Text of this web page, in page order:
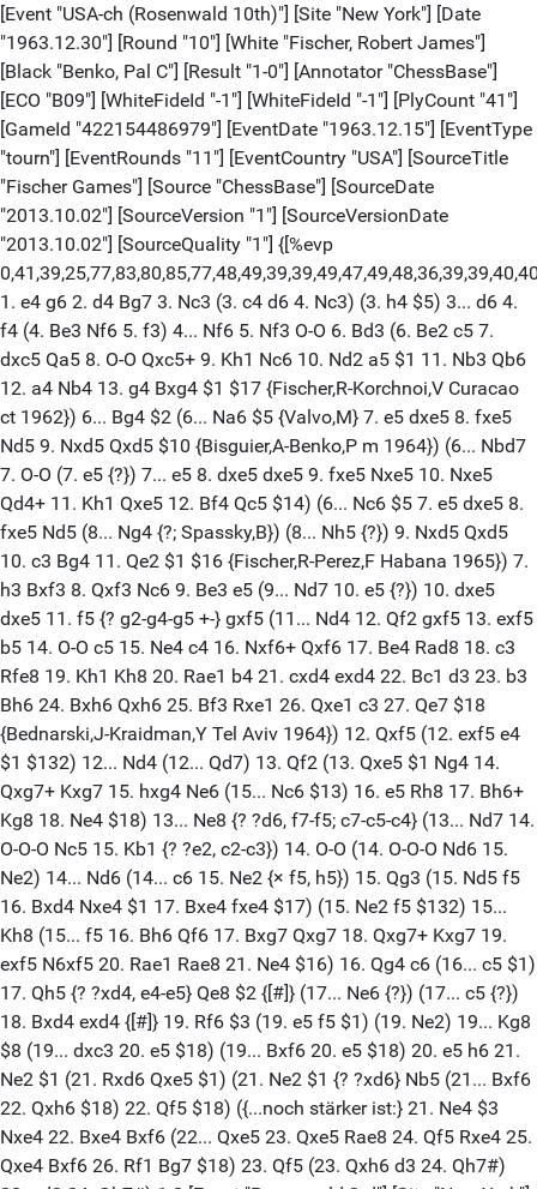
[Event "USA-ch (Rosenwald 10th)"] [Site "New York"] [Date "1963.12.30"] [Round "10"] [White "Fischer, Robert James"] [Black "Benko, Pal C"] [Result "1-0"] [Annotator "ChessBase"] [ECO "B09"] [WhiteFideId "-1"] [WhiteFideId "-1"] [PlyCount "41"] [GameId "422154486979"] [EventDate "1963.12.15"] [EventType "tourn"] [EventRounds "11"] [EventCountry "USA"] [SourceTitle "Fischer Games"] [Source "ChessBase"] [SourceDate "2013.10.02"] [SourceVersion "1"] [SourceVersionDate "2013.10.02"] [SourceQuality "1"] {[%evp 0,41,39,25,77,83,80,85,77,48,49,39,39,49,47,49,48,36,39,39,40,40,38,46,129,88,87,80,101,89,103,79,96,89,96,103,69,196,403,398,395,419,419,395]} 1. e4 g6 2. d4 Bg7 3. Nc3 (3. c4 d6 4. Nc3) (3. h4 $5) 3... d6 4. f4 (4. Be3 Nf6 5. f3) 4... Nf6 5. Nf3 O-O 6. Bd3 (6. Be2 c5 7. dxc5 Qa5 8. O-O Qxc5+ 9. Kh1 Nc6 10. Nd2 a5 $1 11. Nb3 Qb6 12. a4 Nb4 13. g4 Bxg4 $1 $17 {Fischer,R-Korchnoi,V Curacao ct 1962}) 6... Bg4 $2 (6... Na6 $5 {Valvo,M} 7. e5 dxe5 8. fxe5 Nd5 9. Nxd5 Qxd5 $10 {Bisguier,A-Benko,P m 1964}) (6... Nbd7 7. O-O (7. e5 {?}) 7... e5 8. dxe5 dxe5 9. fxe5 Nxe5 10. Nxe5 Qd4+ 11. Kh1 Qxe5 12. Bf4 Qc5 $14) (6... Nc6 $5 7. e5 dxe5 8. fxe5 Nd5 (8... Ng4 {?; Spassky,B}) (8... Nh5 {?}) 9. Nxd5 Qxd5 10. c3 Bg4 11. Qe2 $1 $16 {Fischer,R-Perez,F Habana 1965}) 7. h3 Bxf3 8. Qxf3 Nc6 9. Be3 e5 (9... Nd7 10. e5 {?}) 10. dxe5 dxe5 11. f5 {? g2-g4-g5 +-} gxf5 (11... Nd4 12. Qf2 gxf5 13. exf5 b5 14. O-O c5 15. Ne4 c4 16. Nxf6+ Qxf6 17. Be4 Rad8 18. c3 Rfe8 19. Kh1 Kh8 20. Rae1 b4 21. cxd4 exd4 22. Bc1 d3 23. b3 Bh6 24. Bxh6 Qxh6 25. Bf3 Rxe1 26. Qxe1 c3 27. Qe7 $18 {Bednarski,J-Kraidman,Y Tel Aviv 1964}) 12. Qxf5 (12. exf5 e4 $1 $132) 12... Nd4 (12... Qd7) 13. Qf2 (13. Qxe5 $1 Ng4 14. Qxg7+ Kxg7 15. hxg4 Ne6 (15... Nc6 $13) 16. e5 Rh8 17. Bh6+ Kg8 18. Ne4 $18) 13... Ne8 {? ?d6, f7-f5; c7-c5-c4} (13... Nd7 14. O-O-O Nc5 15. Kb1 {? ?e2, c2-c3}) 14. O-O (14. O-O-O Nd6 15. Ne2) 14... Nd6 (14... c6 15. Ne2 {× f5, h5}) 15. Qg3 (15. Nd5 f5 16. Bxd4 Nxe4 $1 17. Bxe4 fxe4 $17) (15. Ne2 f5 $132) 15... Kh8 (15... f5 16. Bh6 Qf6 17. Bxg7 Qxg7 18. Qxg7+ Kxg7 19. exf5 N6xf5 20. Rae1 Rae8 21. Ne4 $16) 16. Qg4 c6 (16... c5 $1) 17. Qh5 {? ?xd4, e4-e5} Qe8 $2 {[#]} (17... Ne6 {?}) (17... c5 {?}) 18. Bxd4 exd4 {[#]} 19. Rf6 $3 (19. e5 f5 $1) (19. Ne2) 19... Kg8 $8 (19... dxc3 20. e5 $18) (19... Bxf6 20. e5 $18) 20. e5 h6 21. Ne2 $1 (21. Rxd6 Qxe5 $1) (21. Ne2 $1 {? ?xd6} Nb5 (21... Bxf6 22. Qxh6 $18) 22. Qf5 $18) ({...noch stärker ist:} 21. Ne4 $3 Nxe4 22. Bxe4 Bxf6 (22... Qxe5 23. Qxe5 Rae8 24. Qf5 Rxe4 25. Qxe4 Bxf6 26. Rf1 Bg7 $18) 23. Qf5 (23. Qxh6 d3 24. Qh7#) 23... d3 24. Qh7#) 1-0 [Event "Rosenwald 3rd"] [Site "New York"] [Date "1956.10.17"] [Round "8"] [White "Byrne, Donald"] [Black "Fischer, Robert James"] [Result "0-1"] [Annotator "Mueller,Karsten"] [ECO "D97"] [WhiteFideId "-1"] [WhiteFideId "-1"] [PlyCount "82"] [GameId "422154670138"] [EventDate "1956.10.07"] [EventType "tourn"] [EventRounds "11"] [EventCountry "USA"] [SourceTitle "Fischer Games"] [Source "ChessBase"] [SourceDate "2013.10.02"] [SourceVersion "1"] [SourceVersionDate "2013.10.02"] [SourceQuality "1"] {[%evp 0,82,21,9,13,9,20,32767,31,40,24,10,29,32767,-10,20,4,23,44,26,61,9,29,6,-73,-159,-144,-94,-122,-174,-103,-150,-178,-155,32767,-159,-158,-382,-364,-445,-364,-367,-466,32767,32767,-439,-483,-474,-433,32767,-431,-461,-500,-575,32767,-596,32767,32767,32767,32767,-697,-722,-688,32767,32767,-741,-722,-805,-824,32767,-1092,-1549,-1542,-29991,-29992,-29993,-29992,-29993,-29994,-29995,-29996,-29997,-29998,-29999,-29999] Der Aufstieg von Robert James - genannt Bobby - Fischer bis zum Gewinn der Weltmeisterschaft gegen Spasskij 1972 in Reykjavik löste weltweit einen großen Schachboom aus. Er hatte sich bereits in frühester Jugend dem königlichen Spiel verschrieben und arbeitete sehr hart an seinem Erfolg. "Im November 1956 erschien dann Fischers Name zum ersten Mal in den bedeutendsten Schachzeitschriften der Welt, als er Donald Byrne ... in einem Spiel großer Klarheit und Brillanz schlug. Hans Kmoch nannte es in seinem "Chess Review" "das Spiel des Jahrhunderts" und schrieb: "...ein erstaunliches Meisterstück im Kombinationsspiel, von einem dreizehnjährigen Jungen gegen einen mächtigen Gegner geführt, das den schönsten Großtaten in der uns bekannten Schachgeschichte gleichkommt..." (Gligoric in "Fischer-Spasskij", S. 160f).} 1. Nf3 Nf6 2. c4 g6 3. Nc3 Bg7 4. d4 O-O 5. Bf4 d5 6. Qb3 dxc4 7. Qxc4 c6 8. e4 Nbd7 (8... Bg4 9. Be2 Nfd7 10. Rd1 Bxf3 11. Bxf3 e5 12. dxe5 Bxe5 13. Bxe5 Nxe5 14. Rxd8 Nxc4 15. Rxf8+ Kxf8 16. Be2 $1 Nb6 17. Kd2 $14 {Dydyshko,V-Dorfman,J/Minsk/1986/1:0/57/ (Shipov)}) (8... b5 $5 9. Qb3 Qa5 10. Bd3 Be6 11. Qd1 c5 $132 {(Shipov)}) 9. Rd1 Nb6 10. Qc5 (10. Qd3 $5 Be6 11. Be2 Bc4 12. Qc2 Bxe2 13. Qxe2 $14) 10... Bg4 11. Bg5 $2 {übersieht den folgenden brillanten Schlag.} ({Besser ist} 11. Be2 Nfd7 12. Qa3 Bxf3 13. Bxf3 e5 14. dxe5 Qe8 15. Be2 Nxe5 16. O-O $14 {Flear,G-Morris,P/Dublin/1991/1:0/46/(Shipov)}) 11... Na4 $3 {[%mdl 512] dynamische Fortsetzungen dieser Art ließ sich Fischer auch später so gut wie nie entgehen} 12. Qa3 {die Taktik funktioniert aus schwarzer Sicht, wie die folgenden Varianten zeigen:} (12. Nxa4 Nxe4 13. Qc1 (13. Qxe7 Qa5+ (13... Qxe7 14. Bxe7 Rfe8 $19) 14. b4 Qxa4 15. Qxe4 Rfe8 16. Be7 Bxf3 17. gxf3 Bf8 $19) (13. Bxe7 Nxc5 14. Bxd8 Re8+ 15. Be2 Nxa4 $19) (13. Qb4 Nxg5 ({selbst} 13... Bxf3 14. Bxe7 Bxd1 15. Bxd8 Raxd8 {ist chancenreich für Schwarz.}) 14. Nxg5 Bxd1 15. Kxd1 Bxd4 $17) 13... Qa5+ 14. Nc3 Bxf3 15. gxf3 Nxg5 $19) (12. Qb4 Nxc3 13. bxc3 Nxe4 14. Bxe7 Qe8 15. Rd3 c5 $1 16. Qxb7 Nd6 17. Qc7 Nf5 $19) 12... Nxc3 13. bxc3 Nxe4 $1 {erneut ist es ein Springerausfall, der dem in der Entwicklung zurückgebliebenen Weißen Probleme bereitet.} 14. Bxe7 Qb6 $1 (14... Qe8 $2 15. Rd3 $1 {und Weiß ist noch voll im Spiel.}) 15. Bc4 {Byrne setzt auf schnellstmöglichen Abschluß seiner Entwicklung.} ({Mit} 15. Bxf8 $5 {die Qualität zu gewinnen, hätte zwar nach} Bxf8 16. Qb3 (16. Qc1 Re8 17. Be2 $6 Nxc3 $19) 16... Nxc3 17. Qxb6 axb6 18. Ra1 (18. Rd2 Bb4 19. Rb2 Ba5 $19) 18... Re8+ 19. Kd2 (19. Ne5 f6 20. f3 fxe5 21. fxg4 exd4+ 22. Kd2 b5 $19) 19... Ne4+ 20. Kc2 Nxf2 21. Rg1 Re3 $17 {/-+ in ein schlechtes Endspiel geführt, kam aber aus praktischer Sicht auch in Betracht.}) (15. Be2 Rfe8 16. O-O $6 Qc7 17. Bh4 g5 $19) (15. Bd3 Nxc3 $1 16. Qxc3 (16. Bxf8 $2 Bxf8 $19) 16... Rfe8 $19) 15... Nxc3 $1 (15... Rfe8 $2 {ermöglicht die Evakuierung des weißen Königs mit} 16. O-O $15) 16. Bc5 {Byrne ahnt wohl noch nicht, welch schrecklicher Schlag im siebzehnten Zug noch auf ihn wartet,} ({sonst hätte er vermutlich} 16. Qxc3 $5 {gezogen:} Rfe8 17. Qe3 $5 (17. Bxf7+ $2 Kxf7 18. Ng5+ Kxe7 19. O-O Bxd1 20. Rxd1 Qb5 $19) 17... Bxf3 18. gxf3 Qc7 $17 {/-+ und die ungleichfarbigen Läufer geben Weiß noch etwas Hoffnung, obwohl Schwarz meiner Meinung nach auch hier auf Gewinn steht.}) (16. Bxf8 Bxf8 17. Qxc3 $2 Bb4 $19) 16... Rfe8+ 17. Kf1 (17. Kd2 Ne4+ $19) (17. Ne5 Bxe5 18. Bxb6 Bd6+ $19) 17... Be6 $3 {[%mdl 192] dieser Läuferrückzug ist die eigentliche Pointe der ganzen Kombination.} ({Nach} 17... Nb5 $2 {hätte Weiß indessen das Blatt zu seinen Gunsten wenden können:} 18. Bxf7+ $1 Kh8 (18... Kxf7 $2 19. Qb3+ Be6 20. Ng5+ Kg8 (20... Kf6 $2 21. Qf3+ Bf5 22. Nxh7+ Kf7 23. Bxb6 $18) 21. Nxe6 Nxd4 22. Nxd4+ Qxb3 23. Nxb3 $18 {(Fischer)}) 19. Bxb6 Nxa3 20. Bxe8 $14 {(Shipov)}) 18. Bxb6 $6 {danach spielt sich die Stellung für Schwarz leicht. Rückzüge des Läufers c4 waren zäher.} (18. Bxe6 $2 {führt zu einem sehr hübschen erstickten Matt:} Qb5+ 19. Kg1 Ne2+ 20. Kf1 Ng3+ 21. Kg1 Qf1+ 22. Rxf1 Ne2#) (18. Qxc3 Qxc5 19. dxc5 Bxc3 20. Bxe6 Rxe6 $19) (18. Bd3 $5 Nb5 19. Qb4 Qd8 $19) (18. Be2 $5 Nb5 19. Qb4 Qd8 20. a4 a5 21. Qb2 Nd6 $19) (18. d5 $2 Bxd5 19. Rxd5 $2 Qb1+ 20. Ne1 Qxe1#) 18... Bxc4+ 19. Kg1 Ne2+ 20. Kf1 Nxd4+ 21. Kg1 (21. Rd3 $2 axb6 22. Qc3 Nxf3 $19 23. Qxc4 $2 Re1#) 21... Ne2+ 22. Kf1 Nc3+ 23. Kg1 axb6 24. Qb4 (24. Qd6 Rad8 (24... Nxd1 25. Qxd1 Rxa2 $19) 25. Qxd8 Ne2+ 26. Kf1 Nd4+ 27. Kg1 Rxd8 $19) 24... Ra4 25. Qxb6 (25. Qd6 Nxd1 26. Qxd1 Rxa2 27. h3 Ra1 $19) 25... Nxd1 $19 26. h3 Rxa2 27. Kh2 Nxf2 28. Re1 Rxe1 29. Qd8+ Bf8 30. Nxe1 Bd5 31. Nf3 Ne4 32. Qb8 b5 33. h4 h5 34. Ne5 Kg7 35. Kg1 Bc5+ 36. Kf1 (36. Kh1 Ng3+ 37. Kh2 Nf1+ 38. Kh3 Bxg2#) (36. Kh2 Bd6 $19) 36... Ng3+ 37. Ke1 Bb4+ 38. Kd1 Bb3+ 39. Kc1 Ne2+ 40. Kb1 Nc3+ 41. Kc1 Rc2# {Dieser Sieg bewirkt, daß Fischer im Rosenwaldturnier mit 4.5/11 am Ende den achten Platz teilt, für einen Dreizehnjährigen zweifellos ein sehr großer Erfolg. Quellen: "Das große Schachbuch", Martin Beheim Schwarzbach, Droemer Verlag, S. 214. "Fischer-Spasskij, Schachmatch des Jahrhunderts", Svetozar Gligoric, Droemer Knaur Verlag 1972. Kommentar von Shipov aus der ChessBase MEGABASE 99 (MCL 07)} 0-1 [Event "World Championship 28th"] [Site "Reykjavik"] [Date "1972.07.23"] [Round "6"] [White "Fischer, Robert James"] [Black "Spassky, Boris V"] [Result "1-0"] [Annotator "ChessBase"] [ECO "D59"] [WhiteElo "2785"] [BlackElo "2660"] [WhiteFideId "-1"] [WhiteFideId "-1"] [PlyCount "81"] [GameId "422154286960"] [EventDate "1972.07.11"] [EventType "match"] [EventRounds "21"] [EventCountry "ISL"] [SourceTitle "Fischer Games"] [Source "ChessBase"] [SourceDate "2013.10.02"] [SourceVersion "1"] [SourceVersionDate "2013.10.02"] [SourceQuality "1"] {[%evp 0,81,12,1,10,15,19,18,15,9,23,18,21,12,32,11,17,13,5,1,6,9,1,9,6,2,0,5,32767,4,-18,-16,-12,-19,15,24,35,33,32767,52,45,72,82,64,93,69,75,102,94,120,153,156,149,147,131,131,168,144,207,199,248,282,228,330,247,282,313,359,285,338,334,398,308,292,439,359,493,582,533,560,537,586,908,900]} 1. c4 e6 2. Nf3 d5 3. d4 Nf6 4. Nc3 Be7 5. Bg5 O-O 6. e3 h6 7. Bh4 b6 (7... Nbd7 8. Rc1 b6 9. cxd5 exd5 {Tartakover} (9... Nxd5 $2 10. Bxe7 Qxe7 11. Nxd5 exd5 12. Rxc7) 10. Bb5 $1 $16 {Capablanca}) 8. cxd5 (8. Be2 Bb7 9. Bxf6 Bxf6 10. cxd5 exd5 11. O-O {Korchnoi-Geller/Suchumi/1971/}) 8... Nxd5 9. Bxe7 Qxe7 10. Nxd5 exd5 11. Rc1 Be6 12. Qa4 c5 13. Qa3 Rc8 14. Bb5 $1 a6 (14... Kf8 {? c4, a6, b5} 15. dxc5 b